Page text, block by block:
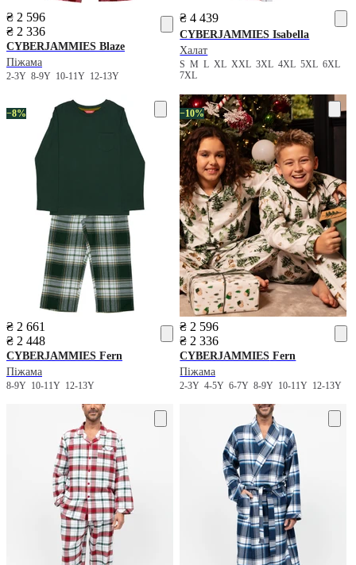
₴ 2 596
₴ 2 336
CYBERJAMMIES Blaze
Піжама
2-3Y 8-9Y 10-11Y 12-13Y
₴ 4 439
CYBERJAMMIES Isabella
Халат
SMLXLXXL3XL4XL5XL6XL
7XL
−8%
₴ 2 661
₴ 2 448
CYBERJAMMIES Fern
Піжама
8-9Y 10-11Y 12-13Y
−10%
₴ 2 596
₴ 2 336
CYBERJAMMIES Fern
Піжама
2-3Y4-5Y6-7Y8-9Y 10-11Y 12-13Y